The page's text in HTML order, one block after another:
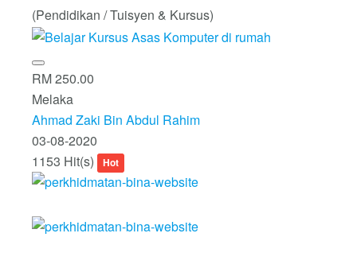
(Pendidikan / Tuisyen & Kursus)
RM 250.00
Melaka
Ahmad Zaki Bin Abdul Rahim
03-08-2020
1153 Hit(s)
Hot